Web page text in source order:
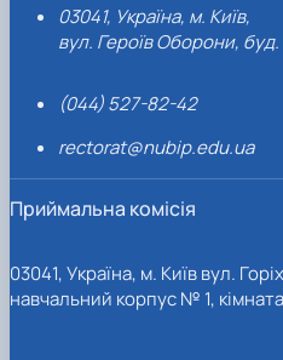
03041, Україна, м. Київ,
вул. Героїв Оборони, буд.
(044) 527-82-42
rectorat@nubip.edu.ua
Приймальна комісія
03041, Україна, м. Київ вул.
навчальний корпус № 1,